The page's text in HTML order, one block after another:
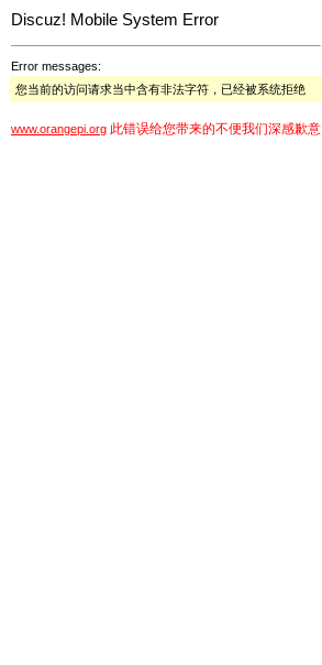
Discuz! Mobile System Error
Error messages:
您当前的访问请求当中含有非法字符，已经被系统拒绝
www.orangepi.org 此错误给您带来的不便我们深感歉意